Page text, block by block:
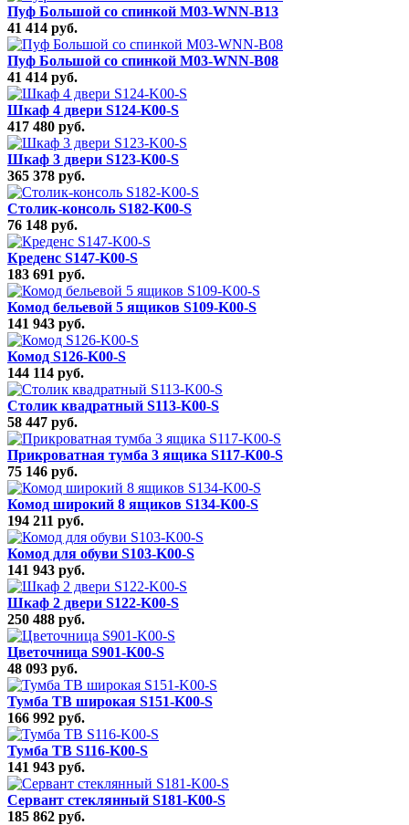
Пуф Большой со спинкой M03-WNN-B13
41 414 руб.
Пуф Большой со спинкой M03-WNN-B08
41 414 руб.
Шкаф 4 двери S124-K00-S
417 480 руб.
Шкаф 3 двери S123-K00-S
365 378 руб.
Столик-консоль S182-K00-S
76 148 руб.
Креденс S147-K00-S
183 691 руб.
Комод бельевой 5 ящиков S109-K00-S
141 943 руб.
Комод S126-K00-S
144 114 руб.
Столик квадратный S113-K00-S
58 447 руб.
Прикроватная тумба 3 ящика S117-K00-S
75 146 руб.
Комод широкий 8 ящиков S134-K00-S
194 211 руб.
Комод для обуви S103-K00-S
141 943 руб.
Шкаф 2 двери S122-K00-S
250 488 руб.
Цветочница S901-K00-S
48 093 руб.
Тумба ТВ широкая S151-K00-S
166 992 руб.
Тумба ТВ S116-K00-S
141 943 руб.
Сервант стеклянный S181-K00-S
185 862 руб.